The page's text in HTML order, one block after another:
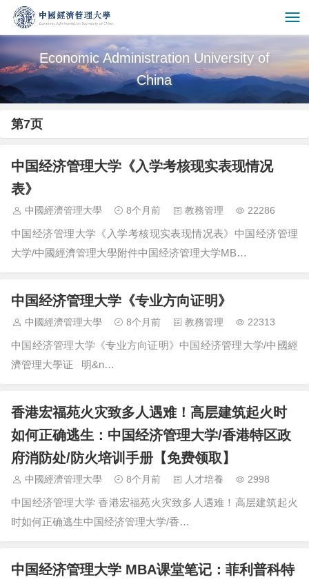
Economic Administration University of
China
第7页
中国经济管理大学《入学考核现实表现情况
表》
中國經濟管理大學 8个月前 教務管理 22286
中国经济管理大学《入学考核现实表现情况表》中国经济管理
大学/中國經濟管理大學附件中国经济管理大学MB…
中国经济管理大学《专业方向证明》
中國經濟管理大學 8个月前 教務管理 22313
中国经济管理大学《专业方向证明》中国经济管理大学/中國經
濟管理大學证 明&n…
香港宏福苑火灾致多人遇难！高层建筑起火时
如何正确逃生：中国经济管理大学/香港特区政
府消防处/防火培训手册【免费领取】
中國經濟管理大學 8个月前 人才培養 2998
中国经济管理大学 香港宏福苑火灾致多人遇难！高层建筑起火
时如何正确逃生中国经济管理大学/香…
中国经济管理大学 MBA课堂笔记：菲利普科特